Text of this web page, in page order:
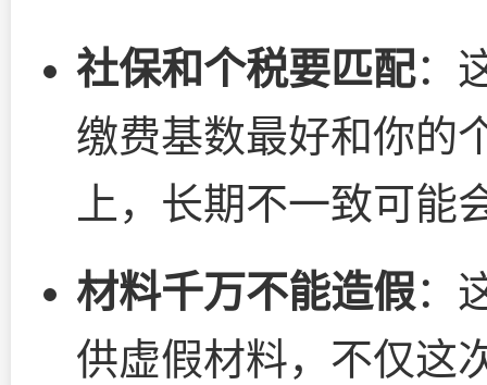
社保和个税要匹配：
缴费基数最好和你的
上，长期不一致可能
材料千万不能造假：
供虚假材料，不仅这